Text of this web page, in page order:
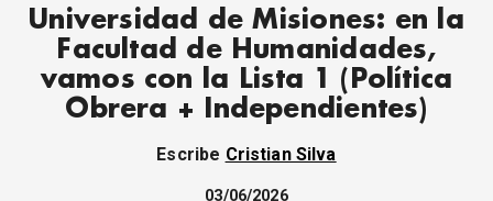
INTERNACIONALES
MOVIMIENTO OBRERO
MUJER
ECONOMÍA
JUVENTUD
CORREO DE LECTORES
Universidad de Misiones: en la
Facultad de Humanidades,
vamos con la Lista 1 (Política
Obrera + Independientes)
Escribe Cristian Silva
03/06/2026